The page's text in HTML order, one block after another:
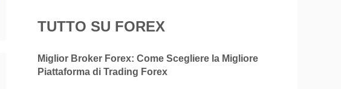
TUTTO SU FOREX
Miglior Broker Forex: Come Scegliere la Migliore
Piattaforma di Trading Forex